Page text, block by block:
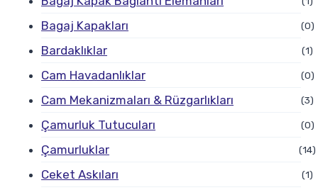
Bagaj Kapakları (0)
Bardaklıklar (1)
Cam Havadanlıklar (0)
Cam Mekanizmaları & Rüzgarlıkları (3)
Çamurluk Tutucuları (0)
Çamurluklar (14)
Ceket Askıları (1)